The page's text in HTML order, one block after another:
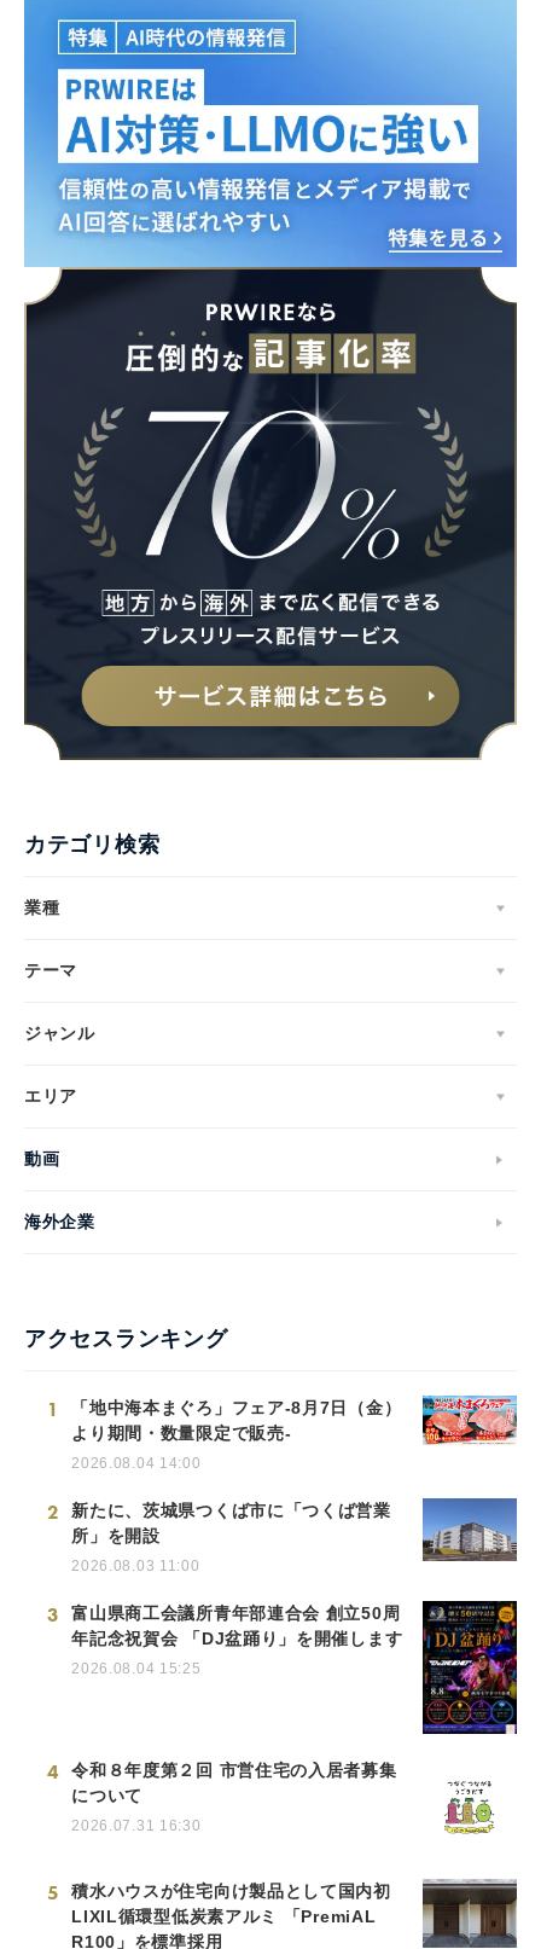
カテゴリ検索
業種
テーマ
ジャンル
エリア
動画
海外企業
アクセスランキング
1
「地中海本まぐろ」フェア-8月7日（金）
より期間・数量限定で販売-
2026.08.04 14:00
2
新たに、茨城県つくば市に「つくば営業
所」を開設
2026.08.03 11:00
3
富山県商工会議所青年部連合会 創立50周
年記念祝賀会 「DJ盆踊り」を開催します
2026.08.04 15:25
4
令和８年度第２回 市営住宅の入居者募集
について
2026.07.31 16:30
5
積水ハウスが住宅向け製品として国内初
LIXIL循環型低炭素アルミ 「PremiAL
R100」を標準採用
Japanese
English